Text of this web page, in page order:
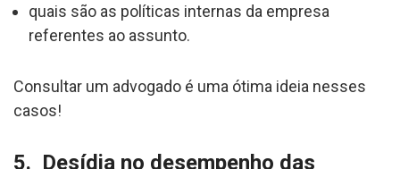
quais são as políticas internas da empresa
referentes ao assunto.
Consultar um advogado é uma ótima ideia nesses
casos!
5. Desídia no desempenho das